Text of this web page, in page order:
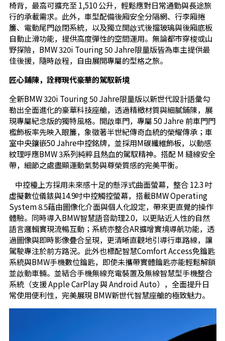
椅背，最高可擴充至 1,510 公升，輕鬆應對日常通勤與長途旅
行的承載需求。此外，車型配備後廂安全分隔網、行李廂捲
簾、電動尾門啟閉系統，以及獨立開啟式後擋玻璃與後廂底板
自動止滑功能，提供高度彈性的空間運用。無論都市穿梭或山
野探險，BMW 320i Touring 50 Jahre限量版皆為車主提供最
佳後援，隨時啟程，自由展開專屬的型格之旅。
匠心鋪陳，詮釋現代豪華的駕馭新境
全新BMW 320i Touring 50 Jahre限量版以新世代設計語彙勾
勒出全面進化的豪華科技座艙，透過精緻材質與細膩鋪陳，展
現專屬紀念版的獨特風格。開啟車門，專屬 50 Jahre 前車門門
檻飾板率先映入眼簾，象徵著半世紀傳奇血統的榮耀傳承；車
室中央鑲嵌50 Jahre中控銘牌，並採用M碳纖維飾板，以動感
紋理呼應BMW 3系列純粹且熱血的駕馭精神。搭配 M 縫線安全
帶，細節之處盡顯運動氣勢與尊榮質感的完美平衡。
中控檯上方採用未來感十足的懸浮式曲面螢幕，整合 12.3 吋
虛擬數位儀錶與14.9吋中控觸控螢幕，搭載BMW Operating
System 8.5藉由圖像化介面與個人化設定，帶來更直覺的操作
體驗。同時導入BMW智慧語音助理2.0，以更貼近人性的自然
語言邏輯實現流暢互動；系統亦整合AR擴增實境導航功能，透
過圖像與即時影像疊合呈現，更清晰直觀地引導行車路線，讓
駕駛專注於前方路況。此外也標配智慧Comfort Access免鑰匙
系統與BMW手機數位鑰匙，即使未攜帶實體鑰匙亦能輕鬆解鎖
並啟動車輛。並結合手機無線充電裝置及無線智慧型手機整合
系統（支援 Apple CarPlay 與 Android Auto），全面提升日
常使用便利性，完美展現 BMW新世代智慧座艙的極致魅力。